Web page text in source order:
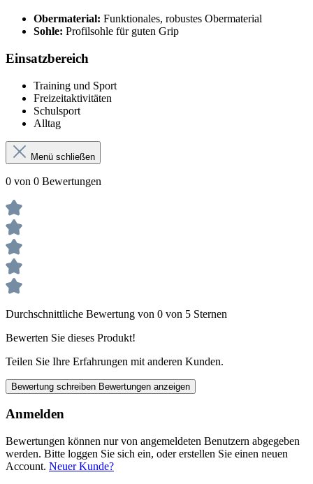
Obermaterial: Funktionales, robustes Obermaterial
Sohle: Profilsohle für guten Grip
Einsatzbereich
Training und Sport
Freizeitaktivitäten
Schulsport
Alltag
Menü schließen
0 von 0 Bewertungen
Durchschnittliche Bewertung von 0 von 5 Sternen
Bewerten Sie dieses Produkt!
Teilen Sie Ihre Erfahrungen mit anderen Kunden.
Bewertung schreiben Bewertungen anzeigen
Anmelden
Bewertungen können nur von angemeldeten Benutzern abgegeben
werden. Bitte loggen Sie sich ein, oder erstellen Sie einen neuen
Account. Neuer Kunde?